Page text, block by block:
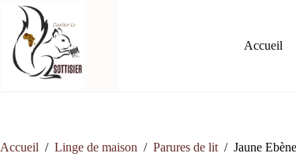
Passer
contenu
Accueil
Accueil / Linge de maison / Parures de lit / Jaune Ebène